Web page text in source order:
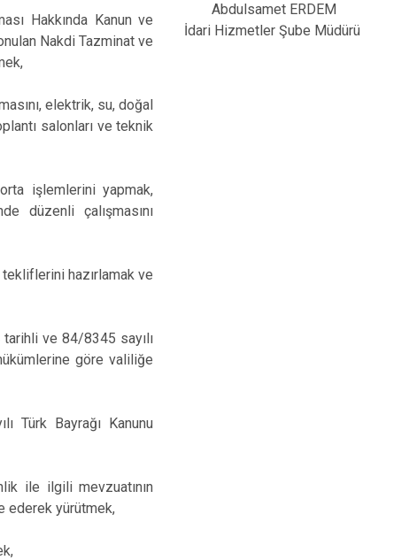
Hakkında Kanun ve
Nakdi Tazminat ve
elektrik, su, doğal
salonları ve teknik
işlemlerini yapmak,
düzenli çalışmasını
hazırlamak ve
ve 84/8345 sayılı
göre valiliğe
Türk Bayrağı Kanunu
ile ilgili mevzuatının
ederek yürütmek,
Abdulsamet ERDEM
İdari Hizmetler Şube Müdürü